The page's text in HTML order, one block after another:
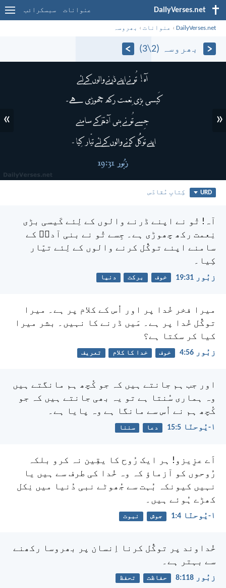
DailyVerses.net عنوانات سبسکرائب
DailyVerses.net
› عنوانات › بھروسہ
بھروسہ (2\3)
«
»
URD کِتابِ مُقادّس
آہ! تُو نے اپنے ڈرنے والوں کے لِئے کَیسی بڑی
نِعمت رکھ چھوڑی ہے۔ جِسے تُو نے بنی آدمؔ کے
سامنے اپنے توکُّل کرنے والوں کے لِئے تیّار
کِیا۔
زبُور 31:‏19 خوف برکت دنیا
میرا فخر خُدا پر اور اُس کے کلام پر ہے۔ میرا
توکُّل خُدا پر ہے۔ مَیں ڈرنے کا نہیں۔
بشر میرا
کیا کر سکتا ہے؟
زبُور 56:‏4 خوف خدا کا کلام تعریف
اور جب ہم جانتے ہیں کہ جو کُچھ ہم مانگتے ہیں
وہ ہماری سُنتا ہے تو یہ بھی جانتے ہیں کہ جو
کُچھ ہم نے اُس سے مانگا ہے وہ پایا ہے۔
۱-یُوحنّا 5:‏15 دعا سننا
اَے عزِیزو! ہر ایک رُوح کا یقِین نہ کرو بلکہ
رُوحوں کو آزماؤ کہ وہ خُدا کی طرف سے ہیں یا
نہیں کیونکہ بُہت سے جُھوٹے نبی دُنیا میں نِکل
کھڑے ہُوئے ہیں۔
۱-یُوحنّا 4:‏1 جوش نبوت
خُداوند پر توکُّل کرنا
اِنسان پر بھروسا رکھنے
سے بہتر ہے۔
زبُور 118:‏8 حفاظت تحفظ